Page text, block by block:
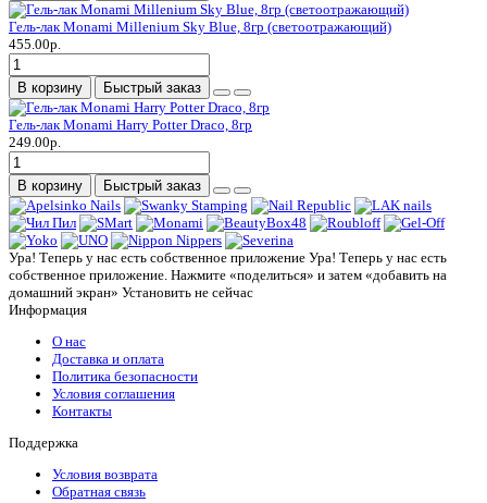
Гель-лак Monami Millenium Sky Blue, 8гр (светоотражающий)
455.00р.
В корзину Быстрый заказ
Гель-лак Monami Harry Potter Draco, 8гр
249.00р.
В корзину Быстрый заказ
Ура! Теперь у нас есть собственное приложение Ура! Теперь у нас есть
собственное приложение. Нажмите «поделиться» и затем «добавить на
домашний экран» Установить не сейчас
Информация
О нас
Доставка и оплата
Политика безопасности
Условия соглашения
Контакты
Поддержка
Условия возврата
Обратная связь